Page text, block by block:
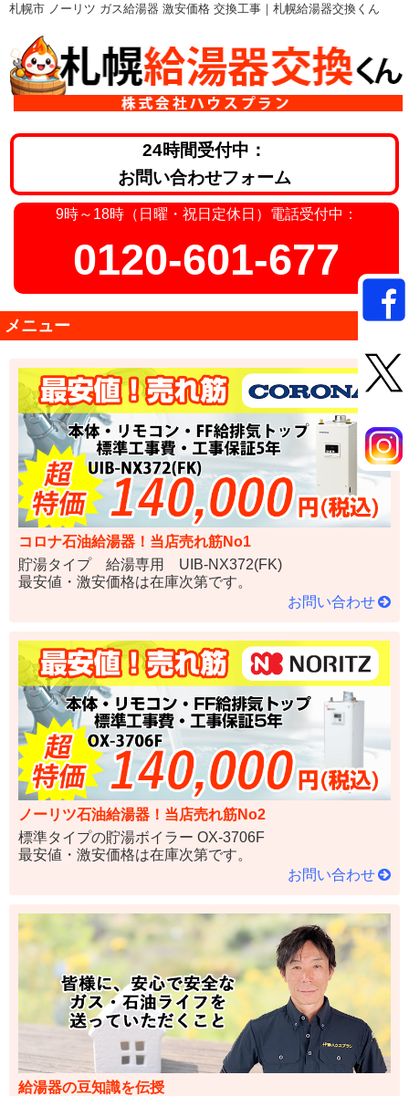
札幌市 ノーリツ ガス給湯器 激安価格 交換工事｜札幌給湯器交換くん
24時間受付中：
お問い合わせフォーム
9時～18時（日曜・祝日定休日）電話受付中：
0120-601-677
メニュー
コロナ石油給湯器！当店売れ筋No1
貯湯タイプ 給湯専用 UIB-NX372(FK)
最安値・激安価格は在庫次第です。
お問い合わせ
ノーリツ石油給湯器！当店売れ筋No2
標準タイプの貯湯ボイラー OX-3706F
最安値・激安価格は在庫次第です。
お問い合わせ
給湯器の豆知識を伝授